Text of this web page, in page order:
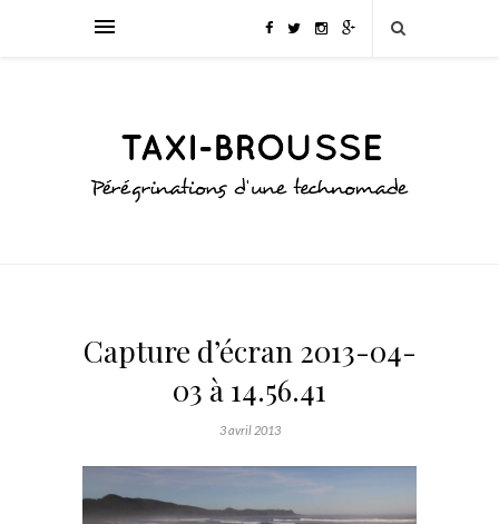
Capture d’écran 2013-04-
03 à 14.56.41
3 avril 2013